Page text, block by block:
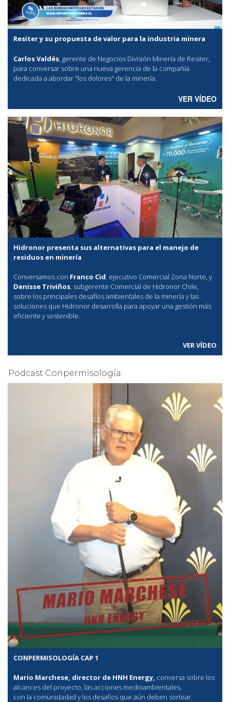
Resiter y su propuesta de valor para la industria minera
Carlos Valdés, gerente de Negocios División Minería de Resiter,
para conversar sobre una nueva gerencia de la compañía
dedicada a abordar "los dolores" de la minería.
VER VÍDEO
Hidronor presenta sus alternativas para el manejo de
residuos en minería
Conversamos con Franco Cid, ejecutivo Comercial Zona Norte, y
Denisse Triviños, subgerente Comercial de Hidronor Chile,
sobre los principales desafíos ambientales de la minería y las
soluciones que Hidronor desarrolla para apoyar una gestión más
eficiente y sostenible.
VER VÍDEO
Podcast Conpermisología
CONPERMISOLOGÍA CAP 1
Mario Marchese, director de HNH Energy, conversa sobre los
alcances del proyecto, las acciones medioambientales,
con la comunidadad y los desafíos que aún deben sortear.